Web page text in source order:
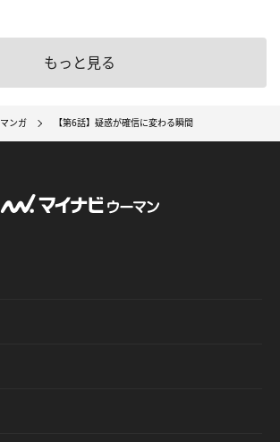
もっと見る
マンガ 【第6話】疑惑が確信に変わる瞬間